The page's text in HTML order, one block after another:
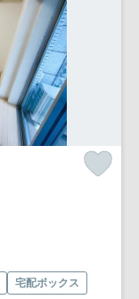
宅配ボックス